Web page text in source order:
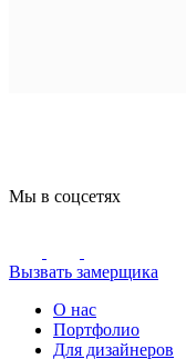
Мы в соцсетях
Вызвать замерщика
О нас
Портфолио
Для дизайнеров